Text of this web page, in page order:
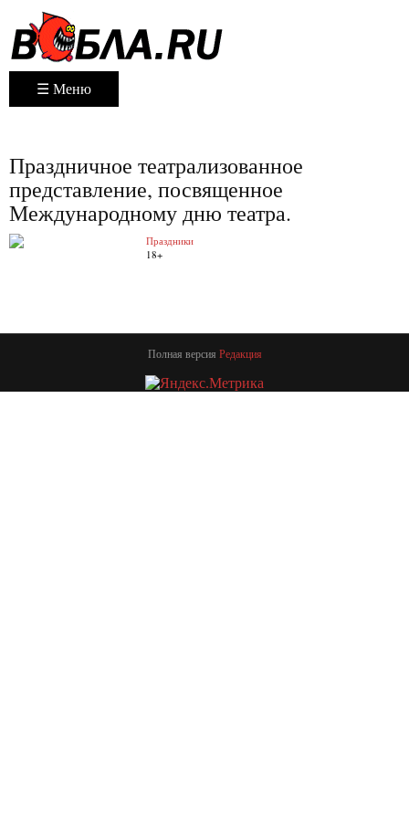
☰ Меню
Праздничное театрализованное
представление, посвященное
Международному дню театра.
Праздники
18+
Полная версия Редакция